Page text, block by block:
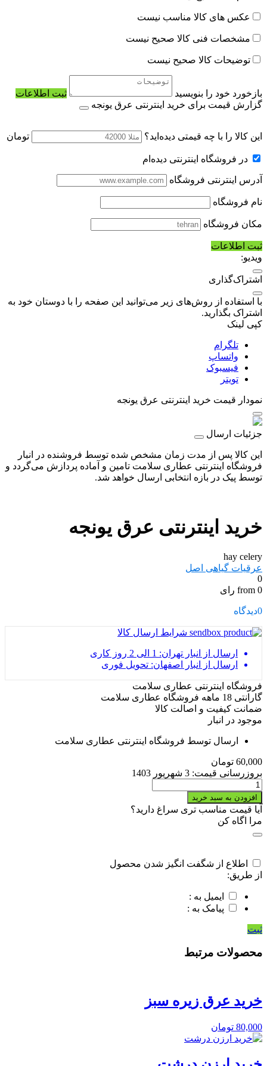
عکس های کالا مناسب نیست
مشخصات فنی کالا صحیح نیست
توضیحات کالا صحیح نیست
بازخورد خود را بنویسید
ثبت اطلاعات
گزارش قیمت برای خرید اینترنتی عرق یونجه
این کالا را با چه قیمتی دیده‌اید؟ تومان
در فروشگاه اینترنتی دیده‌ام
آدرس اینترنتی فروشگاه
نام فروشگاه
مکان فروشگاه
ثبت اطلاعات
ویدیو:
اشتراک‌گذاری
با استفاده از روش‌های زیر می‌توانید این صفحه را با دوستان خود به
اشتراک بگذارید.
کپی لینک
تلگرام
واتساپ
فیسبوک
تویتر
نمودار قیمت خرید اینترنتی عرق یونجه
جزئیات ارسال
این کالا پس از مدت زمان مشخص شده توسط فروشنده در انبار
فروشگاه اینترنتی عطاری سلامت تامین و آماده پردازش می‌گردد و
توسط پیک در بازه انتخابی ارسال خواهد شد.
خرید اینترنتی عرق یونجه
hay celery
عرقیات گیاهی اصل
0
from 0 رای
0دیدگاه
شرایط ارسال کالا
ارسال از انبار تهران: 1 الی 2 روز کاری
ارسال از انبار اصفهان: تحویل فوری
فروشگاه اینترنتی عطاری سلامت
گارانتی 18 ماهه فروشگاه عطاری سلامت
ضمانت کیفیت و اصالت کالا
موجود در انبار
ارسال توسط فروشگاه اینترنتی عطاری سلامت
60,000 تومان
بروزرسانی قیمت: 3 شهریور 1403
خرید
اینترنتی
عرق
یونجه
quantity
افزودن به سبد خرید
آیا قیمت مناسب تری سراغ دارید؟
مرا اگاه کن
اطلاع از شگفت انگیز شدن محصول
از طریق:
ایمیل به :
پیامک به :
ثبت
محصولات مرتبط
خرید عرق زیره سبز
80,000 تومان